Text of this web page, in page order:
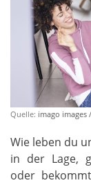
Quelle: imago images
Wie leben du
in der Lage,
oder